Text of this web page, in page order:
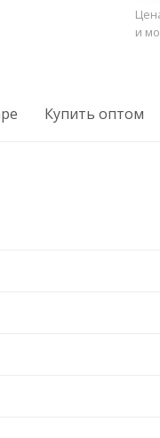
и
Купить оптом